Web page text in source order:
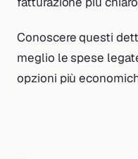
Conoscere questi
meglio le spese
opzioni più